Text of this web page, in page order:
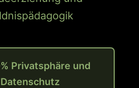
Privatsphäre und
Datenschutz